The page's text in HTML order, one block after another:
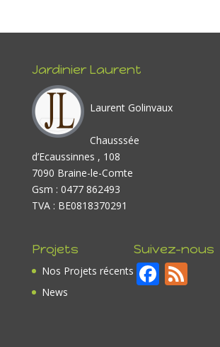
Jardinier Laurent
Laurent Golinvaux
Chausssée
d’Ecaussinnes , 108
7090 Braine-le-Comte
Gsm : 0477 862493
TVA : BE0818370291
Projets
Nos Projets récents
News
Suivez-nous
F F